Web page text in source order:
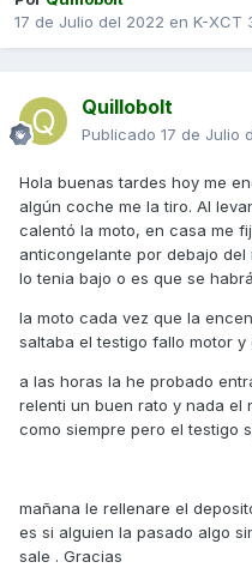
17 de Julio del 2022 en K-XCT
Quillobolt
Publicado 17 de Julio
Hola buenas tardes hoy me
algún coche me la tiro. Al
calentó la moto, en casa me
anticongelante por debajo
lo tenia bajo o es que se
la moto cada vez que la
saltaba el testigo fallo motor y
a las horas la he probado
relenti un buen rato y nada el
como siempre pero el testigo
mañana le rellenare el
es si alguien la pasado algo
sale . Gracias